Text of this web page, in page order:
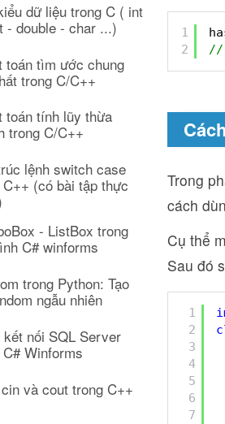
dữ liệu trong C ( int
- double - char ...)
toán tìm ước chung
trong C/C++
toán tính lũy thừa
trong C/C++
lệnh switch case
(có bài tập thực
- ListBox trong
C# winforms
trong Python: Tạo
ngẫu nhiên
kết nối SQL Server
Winforms
và cout trong C++
1
2
//
Trong
cách
Cụ thể
Sau đó
1
2
3
4
5
6
7